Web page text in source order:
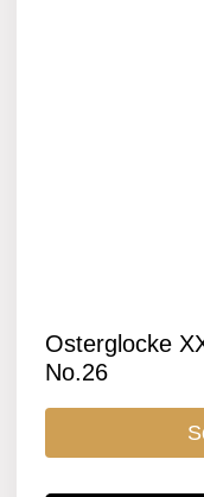
Osterglocke
No.26